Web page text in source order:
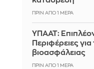
ΠΡΙΝ ΑΠΌ 1 ΜΈΡΑ
ΥΠΑΑΤ:
Περιφέρειες
βιοασφάλειας
ΠΡΙΝ ΑΠΌ 1 ΜΈΡΑ